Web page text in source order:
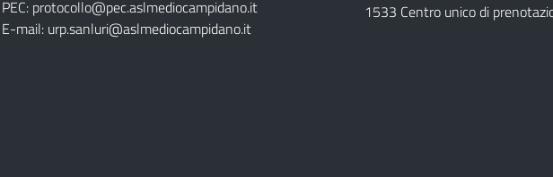
PEC: protocollo@pec.aslmediocampidano.it
E-mail: urp.sanluri@aslmediocampidano.it
1533 Centro unico di